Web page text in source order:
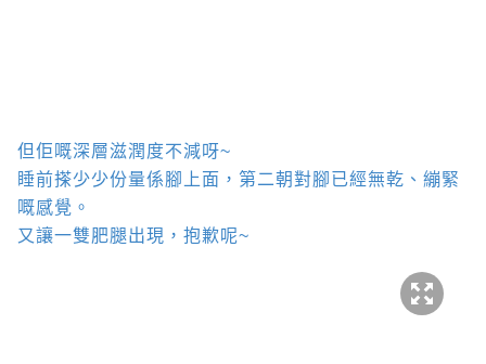
但佢嘅深層滋潤度不減呀~
睡前搽少少份量係腳上面，第二朝對腳已經無乾、繃緊
嘅感覺。
又讓一雙肥腿出現，抱歉呢~